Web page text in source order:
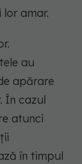
lor amar.
au
apărare
În cazul
atunci
în timpul